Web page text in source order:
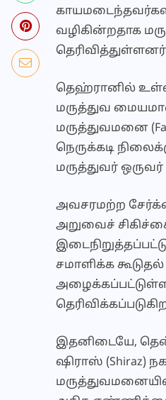
வழிகின்றதாக
தெஹ்ரானில்
மருத்துவ
மருத்துவமனை
நெருக்கடி
மருத்துவர் ஒருவர்
அவசரமற்ற
அறுவைச்
சமாளிக்க
இதனிடையே,
ஷிராஸ் (Shiraz)